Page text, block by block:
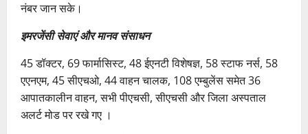
नंबर जान सके।
इमरजेंसी सेवाएं और मानव संसाधन
45 डॉक्टर, 69 फार्मासिस्ट, 48 ईएनटी विशेषज्ञ, 58 स्टाफ नर्स, 58
एएनएम, 45 सीएचओ, 44 वाहन चालक, 108 एम्बुलेंस समेत 36
आपातकालीन वाहन, सभी पीएचसी, सीएचसी और जिला अस्पताल
अलर्ट मोड पर रखे गए ।